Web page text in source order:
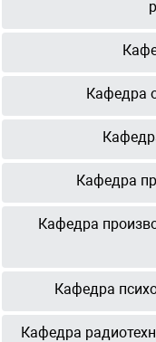
Кафедра
Кафедра
Кафедра
Кафедра
Кафедра